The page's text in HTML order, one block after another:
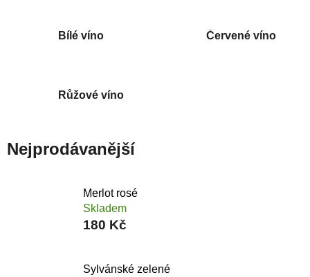
Bílé víno Červené víno
Růžové víno
Nejprodávanější
Merlot rosé
Skladem
180 Kč
Sylvánské zelené